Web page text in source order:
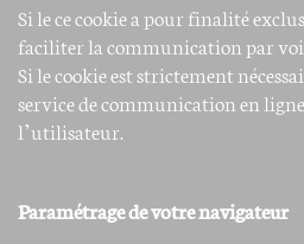
Si le ce cookie a pour finalité
faciliter la communication par
Si le cookie est strictement
service de communication en
l’utilisateur.
Paramétrage de votre navigateur